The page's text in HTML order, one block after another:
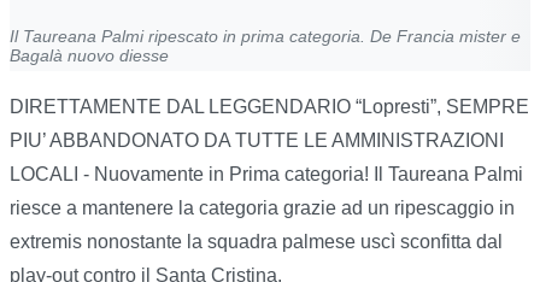
Il Taureana Palmi ripescato in prima categoria. De Francia mister e
Bagalà nuovo diesse
DIRETTAMENTE DAL LEGGENDARIO “Lopresti”, SEMPRE
PIU’ ABBANDONATO DA TUTTE LE AMMINISTRAZIONI
LOCALI - Nuovamente in Prima categoria! Il Taureana Palmi
riesce a mantenere la categoria grazie ad un ripescaggio in
extremis nonostante la squadra palmese uscì sconfitta dal
play-out contro il Santa Cristina.